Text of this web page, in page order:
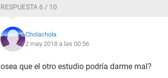
RESPUESTA 6 / 10
Cholachola
2 may 2018 a las 00:56
osea que el otro estudio podría darme mal?